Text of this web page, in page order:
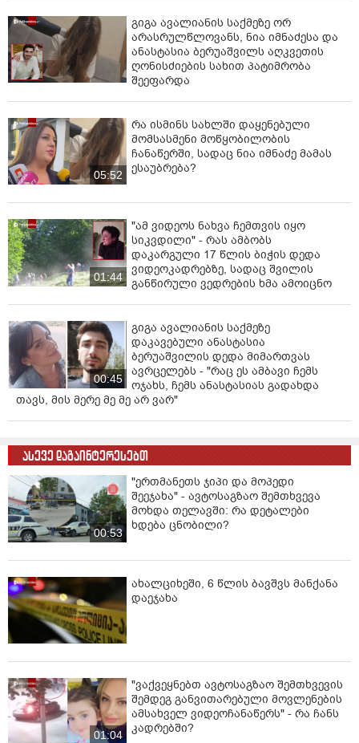
გიგა ავალიანის საქმეზე ორ
არასრულწლოვანს, ნია იმნაძესა და
ანასტასია ბერუაშვილს აღკვეთის
ღონისძიების სახით პატიმრობა
შეეფარდა
05:52
რა ისმინს სახლში დაყენებული
მომსასმენი მოწყობილობის
ჩანაწერში, სადაც ნია იმნაძე მამას
ესაუბრება?
01:44
"ამ ვიდეოს ნახვა ჩემთვის იყო
სიკვდილი" - რას ამბობს
დაკარგული 17 წლის ბიჭის დედა
ვიდეოკადრებზე, სადაც შვილის
განწირული ვედრების ხმა ამოიცნო
00:45
გიგა ავალიანის საქმეზე
დაკავებული ანასტასია
ბერუაშვილის დედა მიმართვას
ავრცელებს - "რაც ეს ამბავი ჩემს
ოჯახს, ჩემს ანასტასიას გადახდა
თავს, მის მერე მე მე არ ვარ"
ასევე დაგაინტერესებთ
00:53
"ერთმანეთს ჯიპი და მოპედი
შეეჯახა" - ავტოსაგზაო შემთხვევა
მოხდა თელავში: რა დეტალები
ხდება ცნობილი?
ახალციხეში, 6 წლის ბავშვს მანქანა
დაეჯახა
01:04
"ვაქვეყნებთ ავტოსაგზაო შემთხვევის
შემდეგ განვითარებული მოვლენების
ამსახველ ვიდეოჩანაწერს" - რა ჩანს
კადრებში?